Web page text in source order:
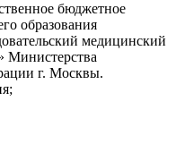
бюджетное
образования
медицинский
Министерства
г. Москвы.